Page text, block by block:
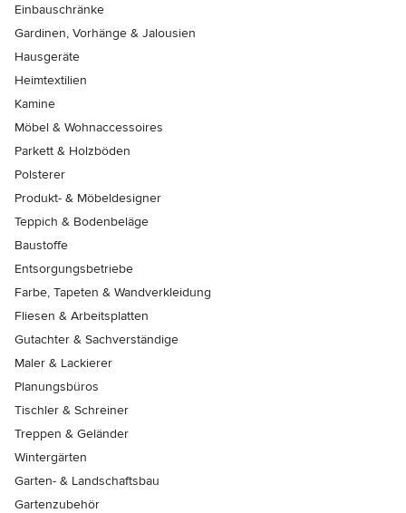
Einbauschränke
Gardinen, Vorhänge & Jalousien
Hausgeräte
Heimtextilien
Kamine
Möbel & Wohnaccessoires
Parkett & Holzböden
Polsterer
Produkt- & Möbeldesigner
Teppich & Bodenbeläge
Baustoffe
Entsorgungsbetriebe
Farbe, Tapeten & Wandverkleidung
Fliesen & Arbeitsplatten
Gutachter & Sachverständige
Maler & Lackierer
Planungsbüros
Tischler & Schreiner
Treppen & Geländer
Wintergärten
Garten- & Landschaftsbau
Gartenzubehör